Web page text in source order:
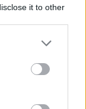
it to other
i być
że po